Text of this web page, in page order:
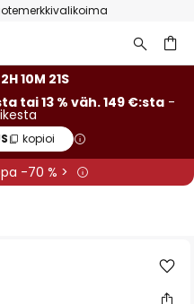
10M 20S
tai 13 % väh. 149 €:sta -
kopioi
-70 % >